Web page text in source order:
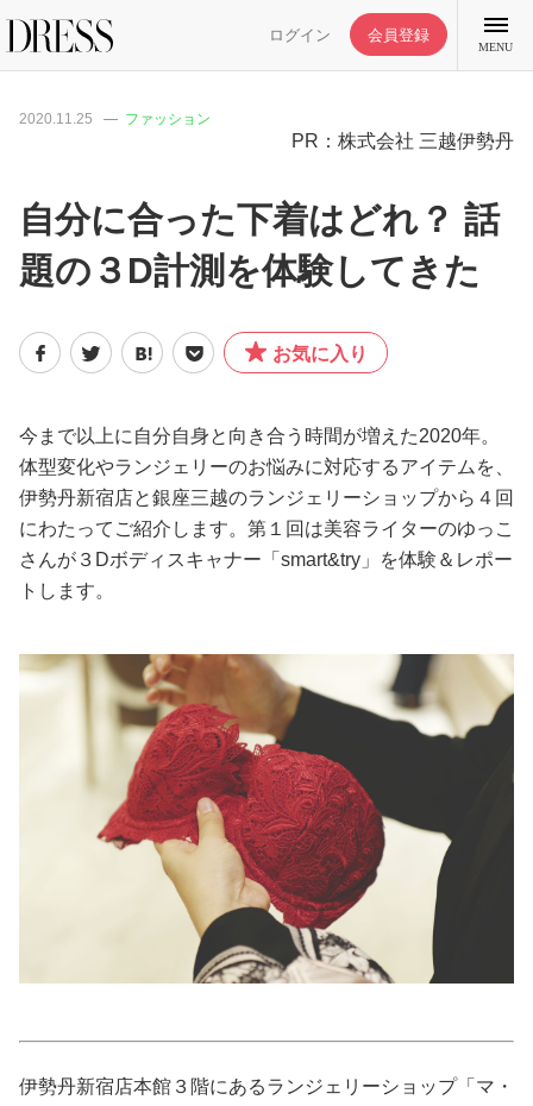
ログイン 会員登録
MENU
特集記事
ライフスタイル
ファッション
恋愛/結婚/離婚
妊娠/出産/家族
ココロ/カラダ
2020.11.25 ファッション
PR：株式会社 三越伊勢丹
自分に合った下着はどれ？ 話
題の３D計測を体験してきた
お気に入り
今まで以上に自分自身と向き合う時間が増えた2020年。
体型変化やランジェリーのお悩みに対応するアイテムを、
伊勢丹新宿店と銀座三越のランジェリーショップから４回
にわたってご紹介します。第１回は美容ライターのゆっこ
さんが３Dボディスキャナー「smart&try」を体験＆レポー
トします。
伊勢丹新宿店本館３階にあるランジェリーショップ「マ・